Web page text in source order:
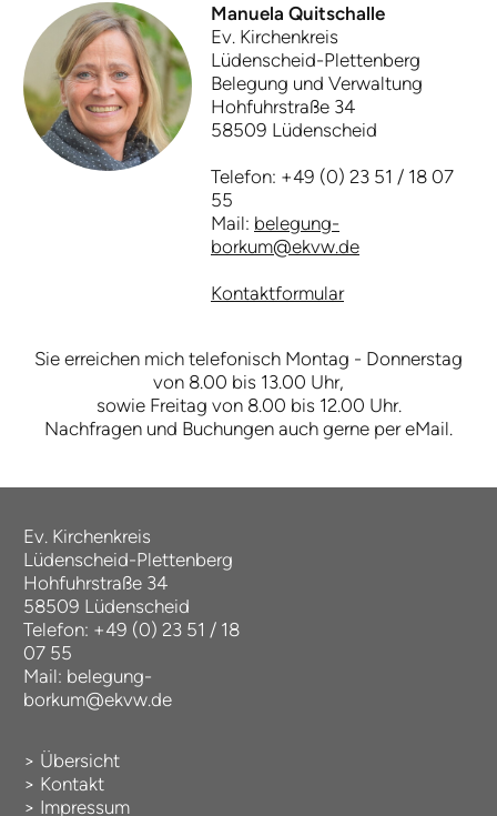
Manuela Quitschalle
Ev. Kirchenkreis
Lüdenscheid-Plettenberg
Belegung und Verwaltung
Hohfuhrstraße 34
58509 Lüdenscheid
Telefon: +49 (0) 23 51 / 18 07
55
Mail: belegung-
borkum@ekvw.de
Kontaktformular
Sie erreichen mich telefonisch Montag - Donnerstag
von 8.00 bis 13.00 Uhr,
sowie Freitag von 8.00 bis 12.00 Uhr.
Nachfragen und Buchungen auch gerne per eMail.
Ev. Kirchenkreis
Lüdenscheid-Plettenberg
Hohfuhrstraße 34
58509 Lüdenscheid
Telefon: +49 (0) 23 51 / 18
07 55
Mail: belegung-
borkum@ekvw.de
> Übersicht
> Kontakt
> Impressum